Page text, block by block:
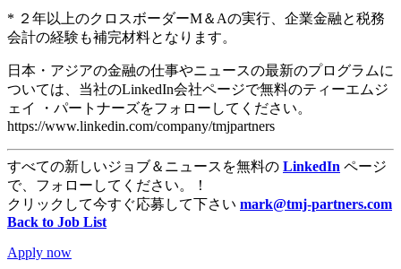
* ２年以上のクロスボーダーM＆Aの実行、企業金融と税務
会計の経験も補完材料となります。
日本・アジアの金融の仕事やニュースの最新のプログラムに
ついては、当社のLinkedIn会社ページで無料のティーエムジ
ェイ ・パートナーズをフォローしてください。
https://www.linkedin.com/company/tmjpartners
すべての新しいジョブ＆ニュースを無料の LinkedIn ページ
で、フォローしてください。！
クリックして今すぐ応募して下さい mark@tmj-partners.com
Back to Job List
Apply now